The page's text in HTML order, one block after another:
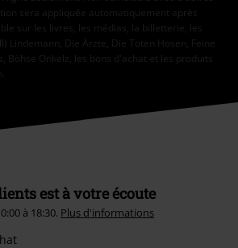
sera appliquée automatiquement après
sur les livres, les médias, la billetterie, les
Lindemann, Die Ärzte, Die Toten Hosen, Feine
Böhse Onkelz, les bons d'achat et les produits
est à votre écoute
à 18:30. Plus d'informations